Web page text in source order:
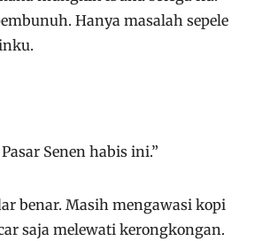
Hanya masalah sepele
Senen habis ini.”
benar. Masih mengawasi kopi
saja melewati kerongkongan.